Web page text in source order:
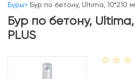
Буры
Бур по бетону, Ultima, 10*210
Бур по бетону,
PLUS